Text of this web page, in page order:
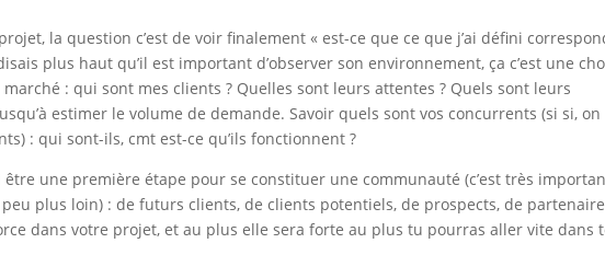
la question c’est de voir finalement « est-ce que ce que j’ai défini
plus haut qu’il est important d’observer son environnement, ça c’est une
: qui sont mes clients ? Quelles sont leurs attentes ? Quels sont leurs
estimer le volume de demande. Savoir quels sont vos concurrents (si si, on
: qui sont-ils, cmt est-ce qu’ils fonctionnent ?
être une première étape pour se constituer une communauté (c’est très
plus loin) : de futurs clients, de clients potentiels, de prospects, de
dans votre projet, et au plus elle sera forte au plus tu pourras aller vite dans